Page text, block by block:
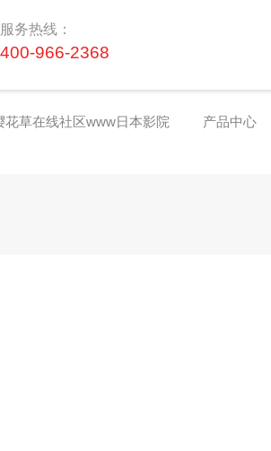
服务热线：
400-966-2368
花草在线社区www日本影院 产品中心